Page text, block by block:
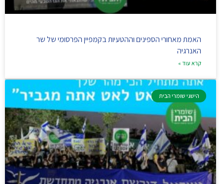
האמת מאחורי הספינים וההטעיות בקמפיין הפרסומי של שר
האנרגיה
קרא עוד »
הישגי שומרי הבית